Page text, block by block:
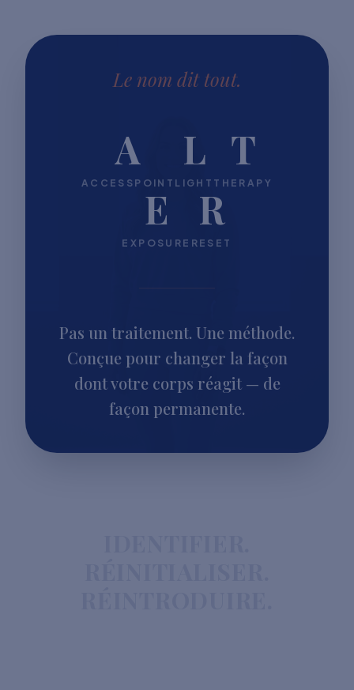
Le nom dit tout.
A
ACCESSPOINT
L
LIGHT
T
THERAPY
E
EXPOSURE
R
RESET
Pas un traitement. Une méthode.
Conçue pour changer la façon
dont votre corps réagit — de
façon permanente.